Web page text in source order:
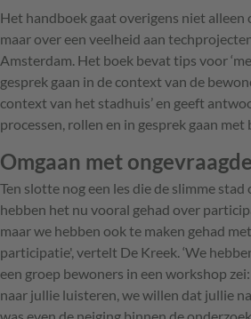
Het handboek gaat overigens niet alleen
maar over een veelheid aan
Amsterdam. Het boek bevat tips voor
gesprek gaan in de context van de
context van het stadhuis’ en geeft
processen, rollen en in gesprek gaan met
Omgaan met
Ten slotte nog een les die de slimme stad
hebben het nu vooral gehad over
maar we hebben ook te maken gehad
participatie', vertelt De Kreek. ‘We
een groep bewoners in een workshop
naar jullie luisteren, we willen dat jullie